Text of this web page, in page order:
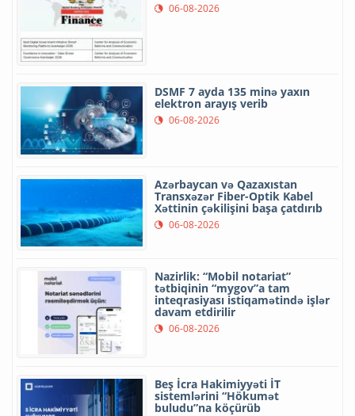
06-08-2026
DSMF 7 ayda 135 minə yaxın
elektron arayış verib
06-08-2026
Azərbaycan və Qazaxıstan
Transxəzər Fiber-Optik Kabel
Xəttinin çəkilişini başa çatdırıb
06-08-2026
Nazirlik: “Mobil notariat”
tətbiqinin “mygov”a tam
inteqrasiyası istiqamətində işlər
davam etdirilir
06-08-2026
Beş İcra Hakimiyyəti İT
sistemlərini “Hökumət
buludu”na köçürüb